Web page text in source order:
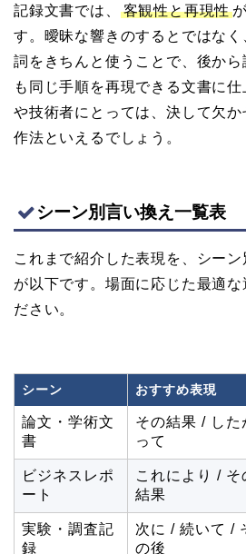
記録文書では、 客観性と再現性
す。曖昧な響きのするとではな
詞をきちんと使うことで、後か
も同じ手順を再現できる文書に
や技術者にとっては、決して欠
作法といえるでしょう。
シーン別言い換え一覧表
これまで紹介した表現を、シー
が以下です。場面に応じた最適な
ださい。
シーン おすすめ表現
論文・学術文
書
その結果 / した
って
ビジネスレポ
ート
これにより / そ
結果
実験・調査記
録
次に / 続いて /
の後